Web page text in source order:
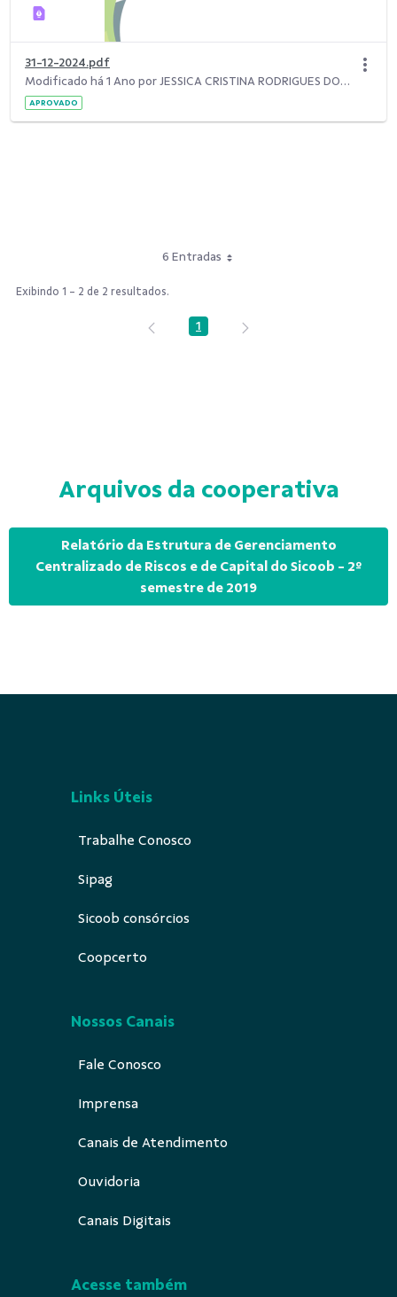
31-12-2024.pdf
Modificado há 1 Ano por JESSICA CRISTINA RODRIGUES DOS SANTOS.
APROVADO
6 Entradas
Exibindo 1 - 2 de 2 resultados.
Página
1
Arquivos da cooperativa
Relatório da Estrutura de Gerenciamento
Centralizado de Riscos e de Capital do Sicoob - 2º
semestre de 2019
Links Úteis
Trabalhe Conosco
Sipag
Sicoob consórcios
Coopcerto
Nossos Canais
Fale Conosco
Imprensa
Canais de Atendimento
Ouvidoria
Canais Digitais
Acesse também